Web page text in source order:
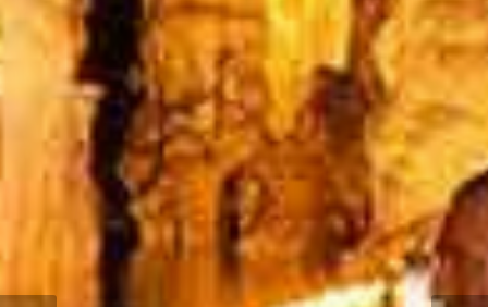
La visita incluye el
concierto en